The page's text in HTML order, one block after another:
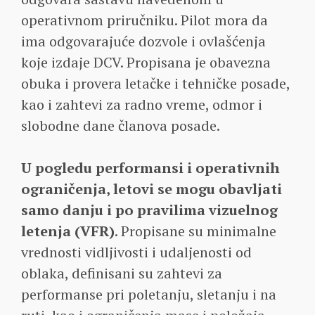
operativnom priručniku. Pilot mora da
ima odgovarajuće dozvole i ovlašćenja
koje izdaje DCV. Propisana je obavezna
obuka i provera letačke i tehničke posade,
kao i zahtevi za radno vreme, odmor i
slobodne dane članova posade.
U pogledu performansi i operativnih
ograničenja, letovi se mogu obavljati
samo danju i po pravilima vizuelnog
letenja (VFR). Propisane su minimalne
vrednosti vidljivosti i udaljenosti od
oblaka, definisani su zahtevi za
performanse pri poletanju, sletanju i na